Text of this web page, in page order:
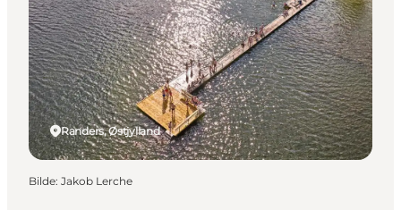
Aktiviteter
Overnatting
Planlegg reisen
Randers, Østjylland
Bilde: Jakob Lerche